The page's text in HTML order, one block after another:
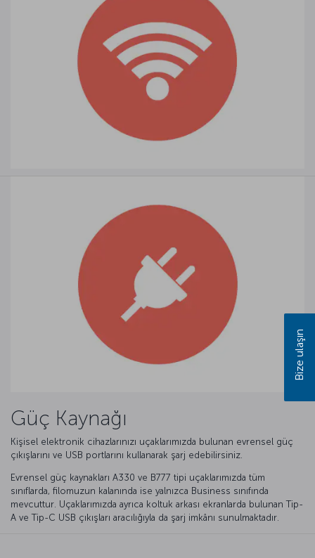
Güç Kaynağı
Kişisel elektronik cihazlarınızı uçaklarımızda bulunan evrensel güç
çıkışlarını ve USB portlarını kullanarak şarj edebilirsiniz.
Evrensel güç kaynakları A330 ve B777 tipi uçaklarımızda tüm
sınıflarda, filomuzun kalanında ise yalnızca Business sınıfında
mevcuttur. Uçaklarımızda ayrıca koltuk arkası ekranlarda bulunan Tip-
A ve Tip-C USB çıkışları aracılığıyla da şarj imkânı sunulmaktadır.
Bize ulaşın